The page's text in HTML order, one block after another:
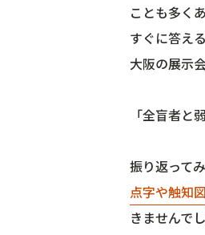
ことも多く
すぐに答え
大阪の展示
「全盲者と
振り返って
点字や触知図
きませんでし